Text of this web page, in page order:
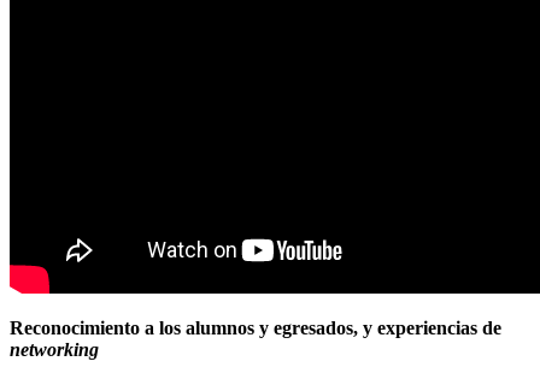
Reconocimiento a los alumnos y egresados, y experiencias de
networking